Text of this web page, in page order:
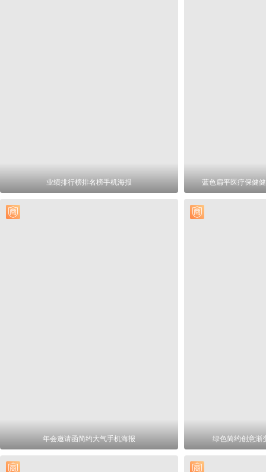
业绩排行榜排名榜手机海报 蓝色扁平医疗保健
年会邀请函简约大气手机海报 绿色简约创意渐